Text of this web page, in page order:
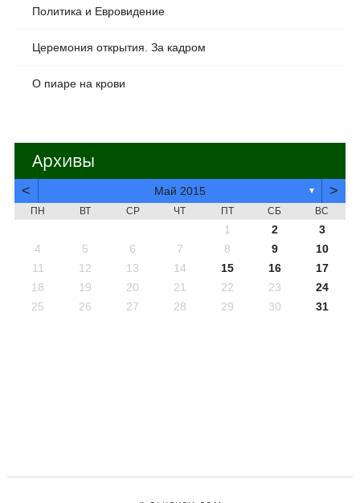
Политика и Евровидение
Церемония открытия. За кадром
О пиаре на крови
Архивы
< Май 2015 ▼ >
ПН ВТ СР ЧТ ПТ СБ ВС
1 2
3
4
5 6 7 8 9
10
11
12 13 14 15 16
17
18
19 20 21 22 23
24
25
26 27 28 29 30 31